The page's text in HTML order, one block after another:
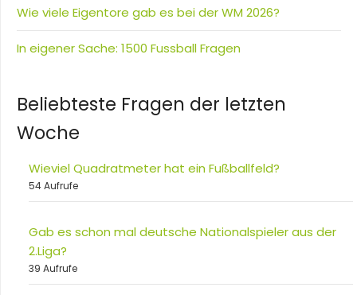
Wie viele Eigentore gab es bei der WM 2026?
In eigener Sache: 1500 Fussball Fragen
Beliebteste Fragen der letzten
Woche
Wieviel Quadratmeter hat ein Fußballfeld?
54 Aufrufe
Gab es schon mal deutsche Nationalspieler aus der
2.Liga?
39 Aufrufe